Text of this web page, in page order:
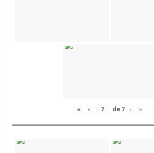
« ‹ de7 › »